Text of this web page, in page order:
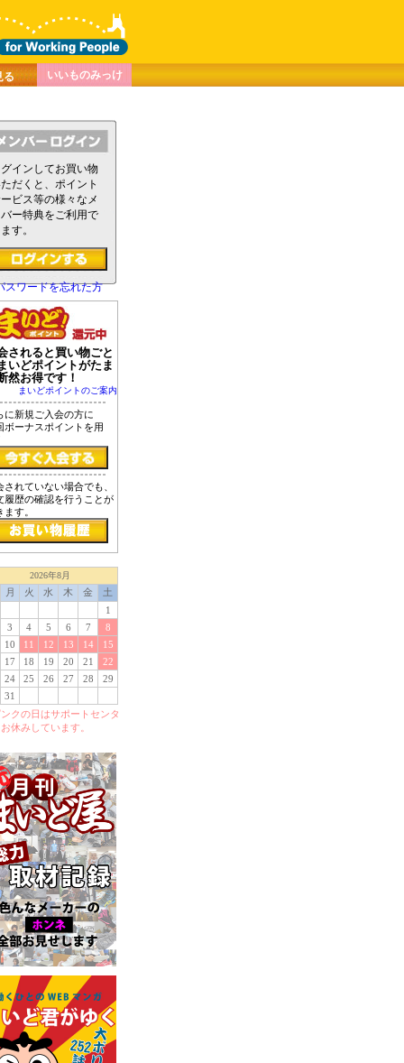
インしてお買い物
だくと、ポイント
ビス等の様々なメ
ー特典をご利用で
す。
スワードを忘れた方
されると買い物ごと
いどポイントがたま
然お得です！
まいどポイントのご案内
に新規ご入会の方に
ボーナスポイントを用
されていない場合でも、
履歴の確認を行うことが
ます。
2026年8月
月 火 水 木 金
土
1
3
4 5 6 7
8
10
11 12 13 14
15
17
18 19 20 21
22
24
25 26 27 28
29
31
クの日はサポートセンタ
休みしています。
る いいものみっけ